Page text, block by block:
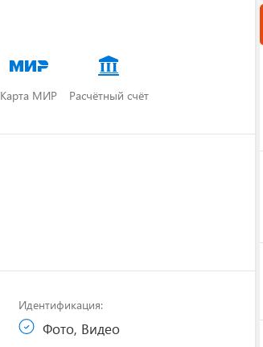
Карта МИР Расчётный счёт
Идентификация:
Фото, Видео